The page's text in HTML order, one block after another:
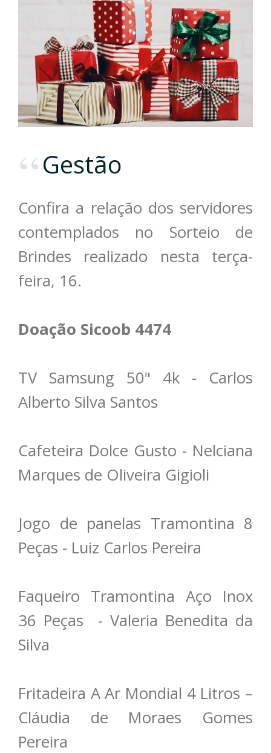
Gestão
Confira a relação dos servidores
contemplados no Sorteio de
Brindes realizado nesta terça-
feira, 16.
Doação Sicoob 4474
TV Samsung 50" 4k - Carlos
Alberto Silva Santos
Cafeteira Dolce Gusto - Nelciana
Marques de Oliveira Gigioli
Jogo de panelas Tramontina 8
Peças - Luiz Carlos Pereira
Faqueiro Tramontina Aço Inox
36 Peças - Valeria Benedita da
Silva
Fritadeira A Ar Mondial 4 Litros –
Cláudia de Moraes Gomes
Pereira